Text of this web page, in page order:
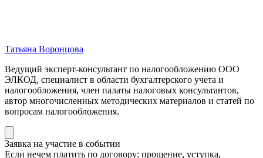
Татьяна Воронцова
Ведущий эксперт-консультант по налогообложению ООО
ЭЛКОД, специалист в области бухгалтерского учета и
налогообложения, член палаты налоговых консультантов,
автор многочисленных методических материалов и статей по
вопросам налогообложения.
Заявка на участие в событии
Если нечем платить по договору: прощение, уступка,